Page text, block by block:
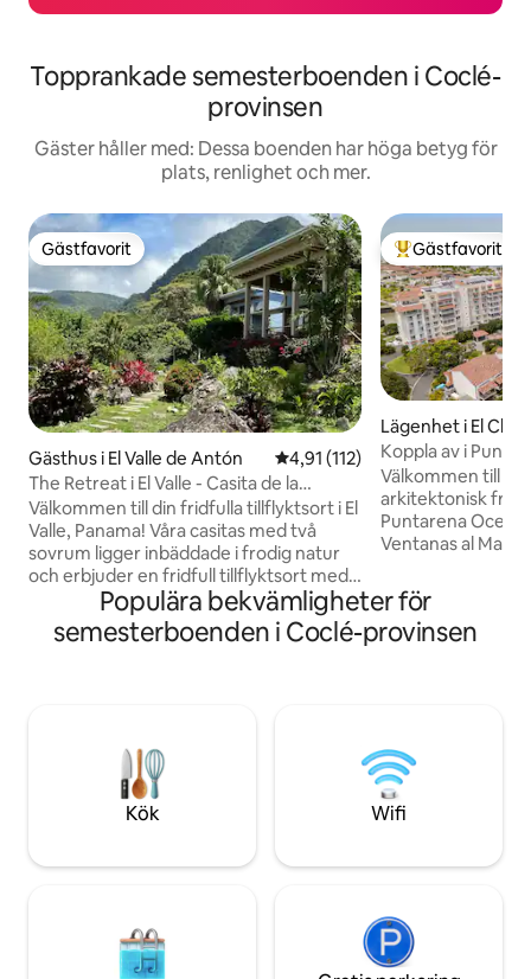
Topprankade semesterboenden i Coclé-
provinsen
Gäster håller med: Dessa boenden har höga betyg för
plats, renlighet och mer.
Gästfavorit
Gästfavorit
Gästhus i El Valle de Antón 4,91 av 5 i genomsnittligt
4,91 (112)
The Retreat i El Valle - Casita de la
Montaña
Välkommen till din fridfulla tillflyktsort i El
Valle, Panama! Våra casitas med två
sovrum ligger inbäddade i frodig natur
och erbjuder en fridfull tillflyktsort med
hisnande utsikt, exotiska vilda djur och
flora. Varje casita har två rum, inklusive
en dubbelsäng (Queen), val mellan
meditations-/healing-sessioner och
utforska vandringar i världsklass. Njut av
restaurangerna La Compania intill och El
Valles berömda hantverksmarknad!
Populär
Gästfavorit
Lägenhet i El
Koppla av i
Välkommen till
arkitektonisk
Puntarena Ocean
Ventanas al Mar 1-
utformad för
blandar sömlöst
tropiskt lugn.
Club, orörd sand
fairways.
Populära bekvämligheter för
semesterboenden i Coclé-provinsen
Kök Wifi